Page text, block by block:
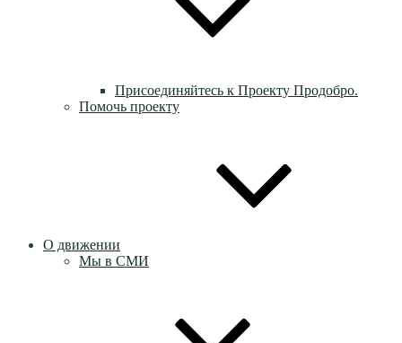
Присоединяйтесь к Проекту Продобро.
Помочь проекту
О движении
Мы в СМИ